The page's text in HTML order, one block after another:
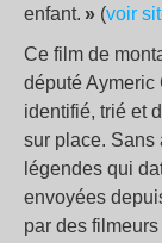
enfant. » (voir
Ce film de
député Aymeric
identifié, trié et
sur place. Sans
légendes qui
envoyées
par des